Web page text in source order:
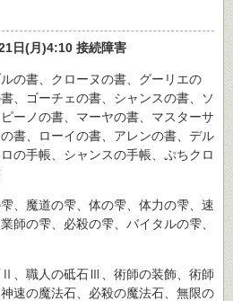
日(月)4:10 接続障害
の書、クローヌの書、グーリエの
、ゴーチェの書、シャンスの書、ソ
ーノの書、マーヤの書、マスターサ
書、ローイの書、アレンの書、デル
の手帳、シャンスの手帳、ぷちクロ
、魔道の雫、体の雫、体力の雫、速
師の雫、必殺の雫、バイタルの雫、
Ⅱ、職人の砥石Ⅲ、術師の装飾、術師
速の魔法石、必殺の魔法石、無限の